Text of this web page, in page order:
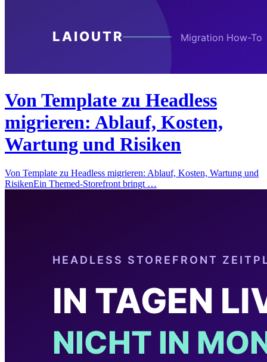
Von Template zu Headless
migrieren: Ablauf, Kosten,
Wartung und Risiken
Von Template zu Headless migrieren: Ablauf, Kosten, Wartung und
RisikenEin Themed-Storefront bringt …